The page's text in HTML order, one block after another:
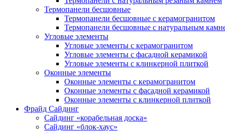
Термопанели бесшовные
Термопанели бесшовные с керамогранитом
Термопанели бесшовные с натуральным
Угловые элементы
Угловые элементы с керамогранитом
Угловые элементы с фасадной керамикой
Угловые элементы с клинкерной плиткой
Оконные элементы
Оконные элементы с керамогранитом
Оконные элементы с фасадной керамикой
Оконные элементы с клинкерной плиткой
Фрайд Сайдинг
Сайдинг «корабельная доска»
Сайдинг «блок-хаус»